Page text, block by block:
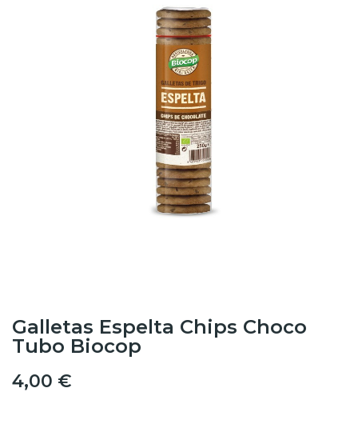
Galletas Espelta Chips Choco
Tubo Biocop
4,00 €